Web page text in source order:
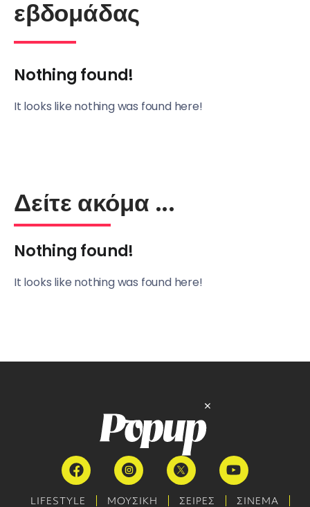
εβδομάδας
Nothing found!
It looks like nothing was found here!
Δείτε ακόμα ...
Nothing found!
It looks like nothing was found here!
LIFESTYLE ΜΟΥΣΙΚΗ ΣΕΙΡΕΣ ΣΙΝΕΜΑ